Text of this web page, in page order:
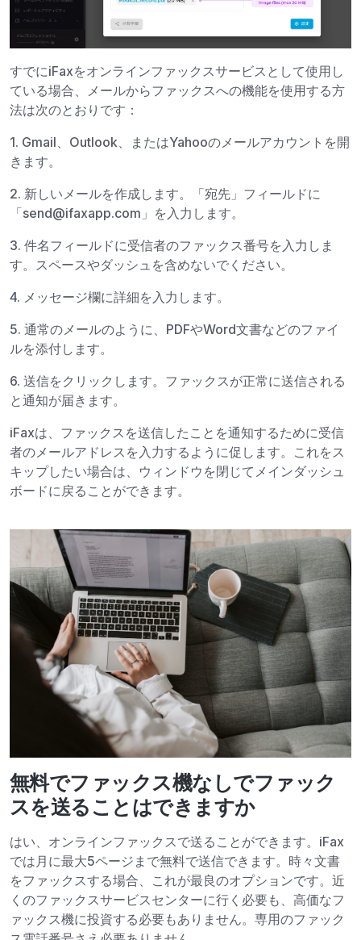
すでにiFaxをオンラインファックスサービスとして使用し
ている場合、メールからファックスへの機能を使用する方
法は次のとおりです：
1. Gmail、Outlook、またはYahooのメールアカウントを開
きます。
2. 新しいメールを作成します。「宛先」フィールドに
「send@ifaxapp.com」を入力します。
3. 件名フィールドに受信者のファックス番号を入力しま
す。スペースやダッシュを含めないでください。
4. メッセージ欄に詳細を入力します。
5. 通常のメールのように、PDFやWord文書などのファイ
ルを添付します。
6. 送信をクリックします。ファックスが正常に送信される
と通知が届きます。
iFaxは、ファックスを送信したことを通知するために受信
者のメールアドレスを入力するように促します。これをス
キップしたい場合は、ウィンドウを閉じてメインダッシュ
ボードに戻ることができます。
無料でファックス機なしでファック
スを送ることはできますか
はい、オンラインファックスで送ることができます。iFax
では月に最大5ページまで無料で送信できます。時々文書
をファックスする場合、これが最良のオプションです。近
くのファックスサービスセンターに行く必要も、高価なフ
ァックス機に投資する必要もありません。専用のファック